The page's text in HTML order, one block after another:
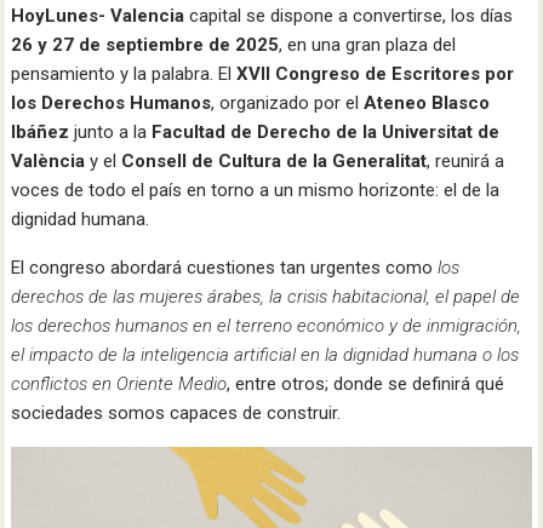
HoyLunes- Valenciacapital se dispone a convertirse, los días
26 y 27 de septiembre de 2025, en una gran plaza del
pensamiento y la palabra. ElXVII Congreso de Escritores por
los Derechos Humanos, organizado por elAteneo Blasco
Ibáñezjunto a la Facultad de Derecho de la Universitat de
Valènciay el Consell de Cultura de la Generalitat, reunirá a
voces de todo el país en torno a un mismo horizonte: el de la
dignidad humana.
El congreso abordará cuestiones tan urgentes comolos
derechos de las mujeres árabes, la crisis habitacional, el papel de
los derechos humanos en el terreno económico y de inmigración,
el impacto de la inteligencia artificial en la dignidad humana o los
conflictos en Oriente Medio, entre otros; donde se definirá qué
sociedades somos capaces de construir.